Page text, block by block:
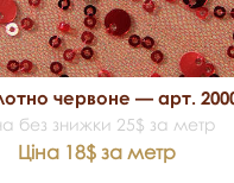
червоне — арт.
без знижки 25$ за метр
Ціна 18$ за метр